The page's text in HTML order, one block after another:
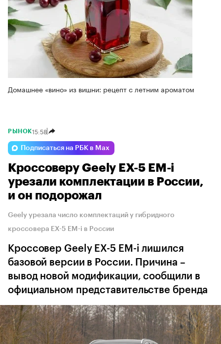
Домашнее «вино» из вишни: рецепт с летним ароматом
РЫНОК15:58
Подписаться на РБК в Max
Кроссоверу Geely EX-5 EM-i
урезали комплектации в России,
и он подорожал
Geely урезала число комплектаций у гибридного
кроссовера EX-5 EM-i в России
Кроссовер Geely EX-5 EM-i лишился
базовой версии в России. Причина –
вывод новой модификации, сообщили в
официальном представительстве бренда